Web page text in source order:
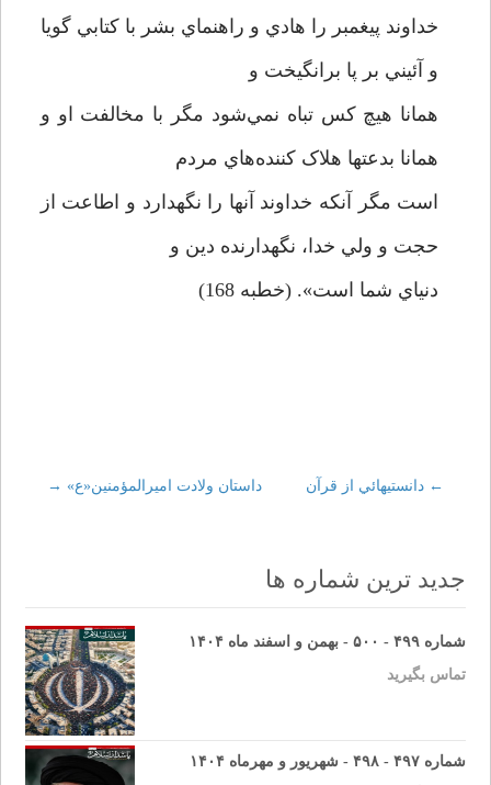
خداوند پيغمبر را هادي و راهنماي بشر با کتابي گويا
و آئيني بر پا برانگيخت و
همانا هيچ کس تباه نمي‌شود مگر با مخالفت او و
همانا بدعتها هلاک کننده‌هاي مردم
است مگر آنکه خداوند آنها را نگهدارد و اطاعت از
حجت و ولي خدا، نگهدارنده دين و
دنياي شما است». (خطبه 168)
Post
navigation
← دانستيهائي از قرآن داستان ولادت اميرالمؤمنين«ع» →
جدید ترین شماره ها
شماره ۴۹۹ - ۵۰۰ - بهمن و اسفند ماه ۱۴۰۴
تماس بگیرید
شماره ۴۹۷ - ۴۹۸ - شهریور و مهرماه ۱۴۰۴